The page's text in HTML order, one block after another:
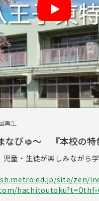
再生
びゅ～ 『本校の特
童・生徒が楽しみながら
site/zen/
hachitoutoku?t=Othf-